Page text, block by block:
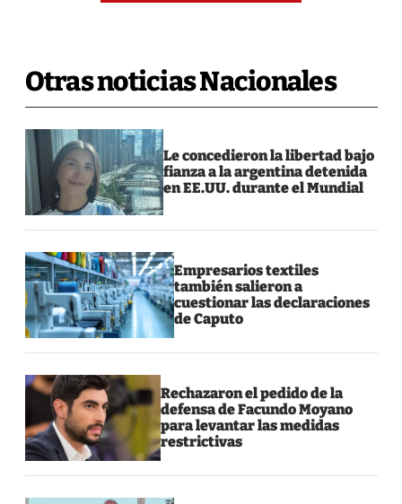
Otras noticias Nacionales
Le concedieron la libertad bajo
fianza a la argentina detenida
en EE.UU. durante el Mundial
Empresarios textiles
también salieron a
cuestionar las declaraciones
de Caputo
Rechazaron el pedido de la
defensa de Facundo Moyano
para levantar las medidas
restrictivas